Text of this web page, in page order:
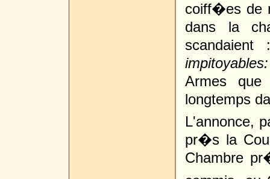
coiff�es de
dans la
Armes
longtemps
L'annonce,
pr�s la
Chambre